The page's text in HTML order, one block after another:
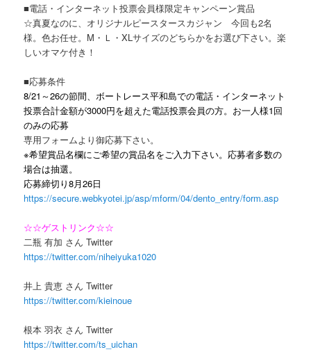
■電話・インターネット投票会員様限定キャンペーン賞品
☆真夏なのに、オリジナルピースタースカジャン 今回も2名
様。色お任せ。M・Ｌ・XLサイズのどちらかをお選び下さい。楽
しいオマケ付き！
■応募条件
8/21～26の節間、ボートレース平和島での電話・インターネット
投票合計金額が3000円を超えた電話投票会員の方。お一人様1回
のみの応募
専用フォームより御応募下さい。
※希望賞品名欄にご希望の賞品名をご入力下さい。応募者多数の
場合は抽選。
応募締切り8月26日
https://secure.webkyotei.jp/asp/mform/04/dento_entry/form.asp
☆☆ゲストリンク☆☆
二瓶 有加 さん Twitter
https://twitter.com/niheiyuka1020
井上 貴恵 さん Twitter
https://twitter.com/kieinoue
根本 羽衣 さん Twitter
https://twitter.com/ts_uichan